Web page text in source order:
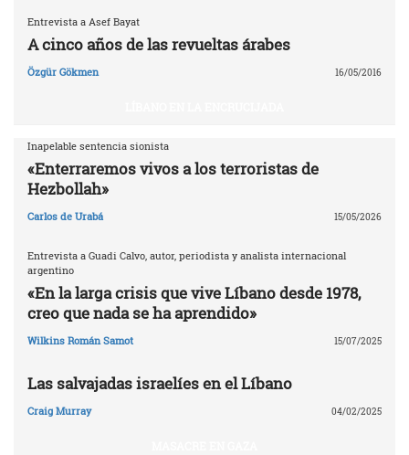
Entrevista a Asef Bayat
A cinco años de las revueltas árabes
Özgür Gökmen 16/05/2016
Inapelable sentencia sionista
«Enterraremos vivos a los terroristas de
Hezbollah»
Carlos de Urabá 15/05/2026
Entrevista a Guadi Calvo, autor, periodista y analista internacional
argentino
«En la larga crisis que vive Líbano desde 1978,
creo que nada se ha aprendido»
Wilkins Román Samot 15/07/2025
Las salvajadas israelíes en el Líbano
Craig Murray 04/02/2025